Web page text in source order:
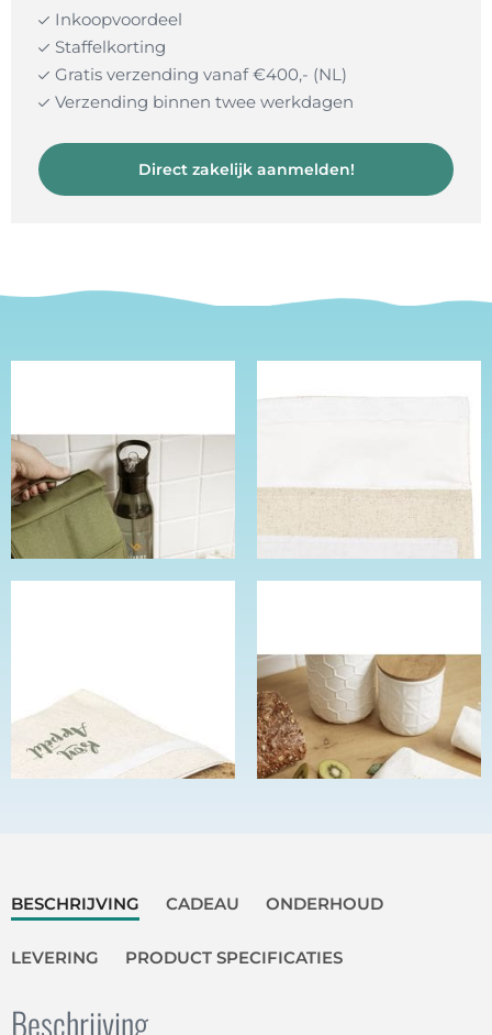
Inkoopvoordeel
Staffelkorting
Gratis verzending vanaf €400,- (NL)
Verzending binnen twee werkdagen
Direct zakelijk aanmelden!
BESCHRIJVING CADEAU ONDERHOUD
LEVERING PRODUCT SPECIFICATIES
Beschrijving